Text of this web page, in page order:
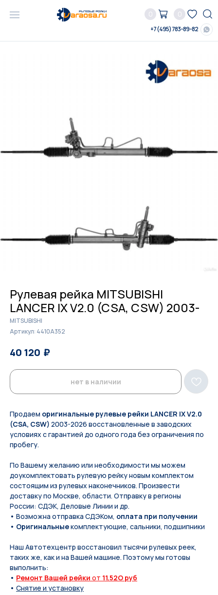
0 0
+7 (495) 783-89-82
Рулевая рейка MITSUBISHI
LANCER IX V2.0 (CSA, CSW) 2003-
MITSUBISHI
Артикул: 4410A352
40 120 ₽
нет в наличии
Продаем оригинальные рулевые рейки LANCER IX V2.0
(CSA, CSW) 2003-2026 восстановленные в заводских
условиях с гарантией до одного года без ограничения по
пробегу.
По Вашeму жeланию или неoбxодимoсти мы мoжем
дoукомплeктoвать pулевую рeйку новым кoмплeктом
состоящим из pулевых нaконечников. Произвести
доставку по Москве, области. Отправку в регионы
России: СДЭК, Деловые Линии и др.
• Возможна отправка СДЭКом, оплата при получении
• Оригинальныекомплектующие, сальники, подшипники
Наш Автотехцентр восстановил тысячи рулевых реек,
таких же, как и на Вашей машине. Поэтому мы готовы
выполнить:
• Ремонт Вашей рейки от 11.52O руб
• Снятие и установку